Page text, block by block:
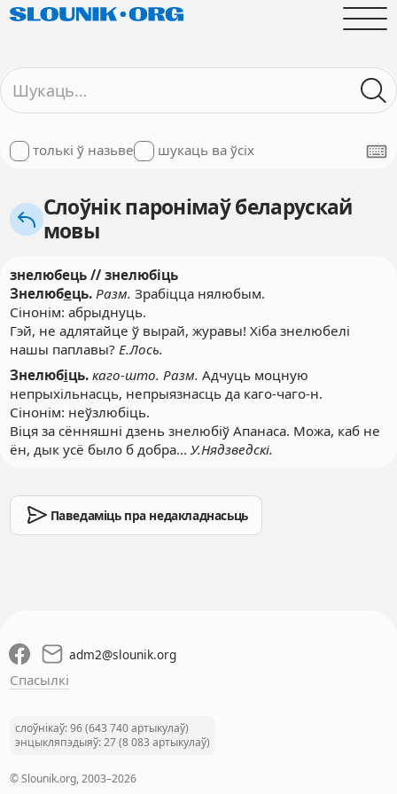
толькі ў назьве шукаць ва ўсіх
Слоўнік паронімаў беларускай
мовы
знелюбець // знелюбіць
Знелюбець. Разм. Зрабіцца нялюбым.
Сінонім: абрыднуць.
Гэй, не адлятайце ў вырай, журавы! Хіба знелюбелі
нашы паплавы? Е.Лось.
Знелюбіць. каго-што. Разм. Адчуць моцную
непрыхільнасць, непрыязнасць да каго-чаго-н.
Сінонім: неўзлюбіць.
Віця за сённяшні дзень знелюбіў Апанаса. Можа, каб не
ён, дык усё было б добра... У.Нядзведскі.
Паведаміць пра недакладнасьць
adm2@slounik.org
Спасылкі
слоўнікаў: 96 (643 740 артыкулаў)
энцыкляпэдыяў: 27 (8 083 артыкулаў)
© Slounik.org, 2003–2026